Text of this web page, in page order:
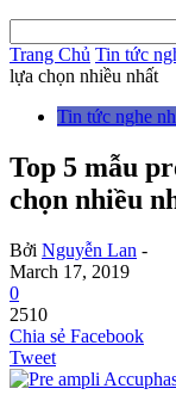
Trang Chủ Tin tức
lựa chọn nhiều nhất
Tin tức nghe
Top 5 mẫu
chọn nhiều
Bởi Nguyễn Lan -
March 17, 2019
0
2510
Chia sẻ Facebook
Tweet